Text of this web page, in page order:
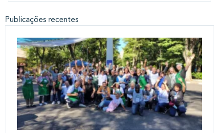
Publicações recentes